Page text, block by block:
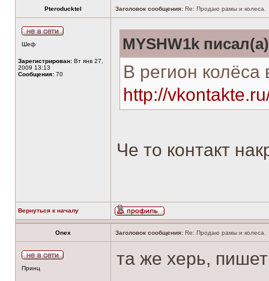
Pteroducktel Заголовок сообщения: Re: Продаю рамы и колеса.
Шеф
Зарегистрирован: Вт янв 27,
2009 13:13
Сообщения: 70
MYSHW1k
В регион
http://
Че то контакт
Вернуться к началу
Onex Заголовок сообщения: Re: Продаю рамы и колеса.
Принц та же херь,